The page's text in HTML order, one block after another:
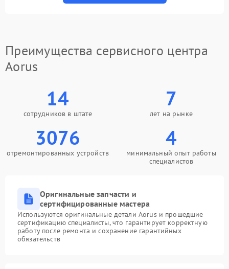
Преимущества сервисного центра
Aorus
14
сотрудников в штате
7
лет на рынке
3076
отремонтированных устройств
4
минимальный опыт работы
специалистов
Оригинальные запчасти и
сертифицированные мастера
Используются оригинальные детали Aorus и прошедшие
сертификацию специалисты, что гарантирует корректную
работу после ремонта и сохранение гарантийных
обязательств